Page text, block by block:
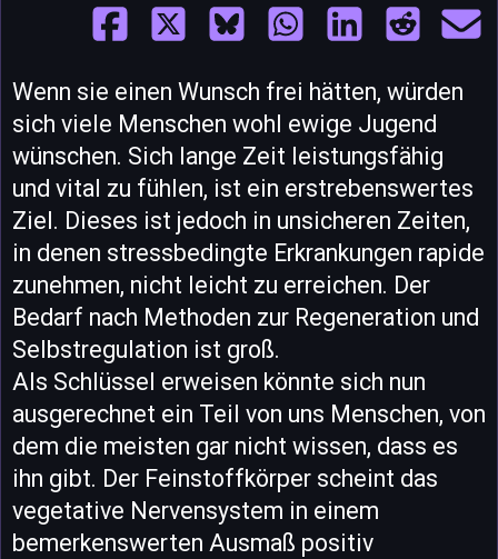
Wenn sie einen Wunsch frei hätten, würden
sich viele Menschen wohl ewige Jugend
wünschen. Sich lange Zeit leistungsfähig
und vital zu fühlen, ist ein erstrebenswertes
Ziel. Dieses ist jedoch in unsicheren Zeiten,
in denen stressbedingte Erkrankungen rapide
zunehmen, nicht leicht zu erreichen. Der
Bedarf nach Methoden zur Regeneration und
Selbstregulation ist groß.
Als Schlüssel erweisen könnte sich nun
ausgerechnet ein Teil von uns Menschen, von
dem die meisten gar nicht wissen, dass es
ihn gibt. Der Feinstoffkörper scheint das
vegetative Nervensystem in einem
bemerkenswerten Ausmaß positiv